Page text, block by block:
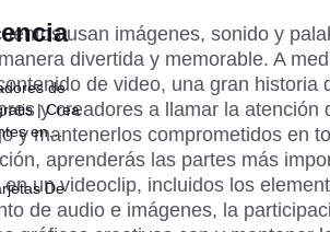
usan imágenes, sonido y
divertida y memorable. A
de video, una gran historia
y creadores a llamar la atención
y mantenerlos comprometidos en
aprenderás las partes más
un videoclip, incluidos los
de audio e imágenes, la
de
| Crea
en
De